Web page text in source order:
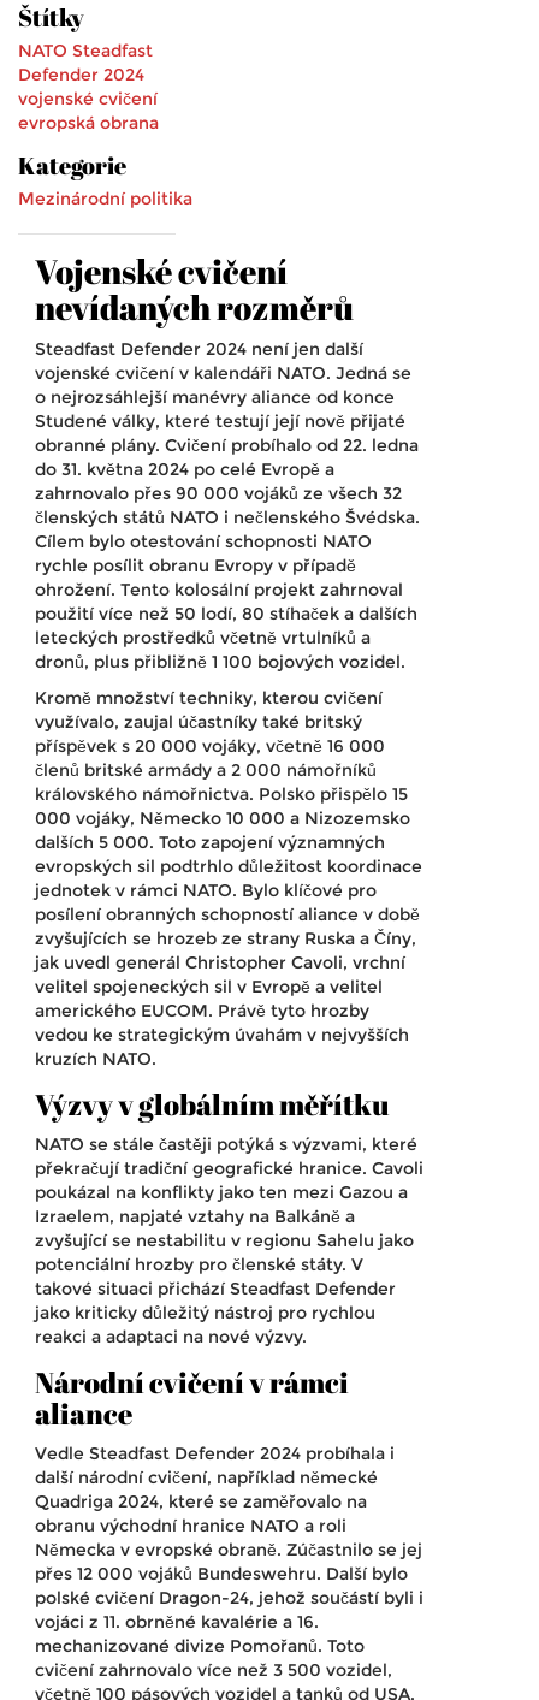
Štítky
NATO Steadfast
Defender 2024
vojenské cvičení
evropská obrana
Kategorie
Mezinárodní politika
Vojenské cvičení
nevídaných rozměrů
Steadfast Defender 2024 není jen další
vojenské cvičení v kalendáři NATO. Jedná se
o nejrozsáhlejší manévry aliance od konce
Studené války, které testují její nově přijaté
obranné plány. Cvičení probíhalo od 22. ledna
do 31. května 2024 po celé Evropě a
zahrnovalo přes 90 000 vojáků ze všech 32
členských států NATO i nečlenského Švédska.
Cílem bylo otestování schopnosti NATO
rychle posílit obranu Evropy v případě
ohrožení. Tento kolosální projekt zahrnoval
použití více než 50 lodí, 80 stíhaček a dalších
leteckých prostředků včetně vrtulníků a
dronů, plus přibližně 1 100 bojových vozidel.
Kromě množství techniky, kterou cvičení
využívalo, zaujal účastníky také britský
příspěvek s 20 000 vojáky, včetně 16 000
členů britské armády a 2 000 námořníků
královského námořnictva. Polsko přispělo 15
000 vojáky, Německo 10 000 a Nizozemsko
dalších 5 000. Toto zapojení významných
evropských sil podtrhlo důležitost koordinace
jednotek v rámci NATO. Bylo klíčové pro
posílení obranných schopností aliance v době
zvyšujících se hrozeb ze strany Ruska a Číny,
jak uvedl generál Christopher Cavoli, vrchní
velitel spojeneckých sil v Evropě a velitel
amerického EUCOM. Právě tyto hrozby
vedou ke strategickým úvahám v nejvyšších
kruzích NATO.
Výzvy v globálním měřítku
NATO se stále častěji potýká s výzvami, které
překračují tradiční geografické hranice. Cavoli
poukázal na konflikty jako ten mezi Gazou a
Izraelem, napjaté vztahy na Balkáně a
zvyšující se nestabilitu v regionu Sahelu jako
potenciální hrozby pro členské státy. V
takové situaci přichází Steadfast Defender
jako kriticky důležitý nástroj pro rychlou
reakci a adaptaci na nové výzvy.
Národní cvičení v rámci
aliance
Vedle Steadfast Defender 2024 probíhala i
další národní cvičení, například německé
Quadriga 2024, které se zaměřovalo na
obranu východní hranice NATO a roli
Německa v evropské obraně. Zúčastnilo se jej
přes 12 000 vojáků Bundeswehru. Další bylo
polské cvičení Dragon-24, jehož součástí byli i
vojáci z 11. obrněné kavalérie a 16.
mechanizované divize Pomořanů. Toto
cvičení zahrnovalo více než 3 500 vozidel,
včetně 100 pásových vozidel a tanků od USA,